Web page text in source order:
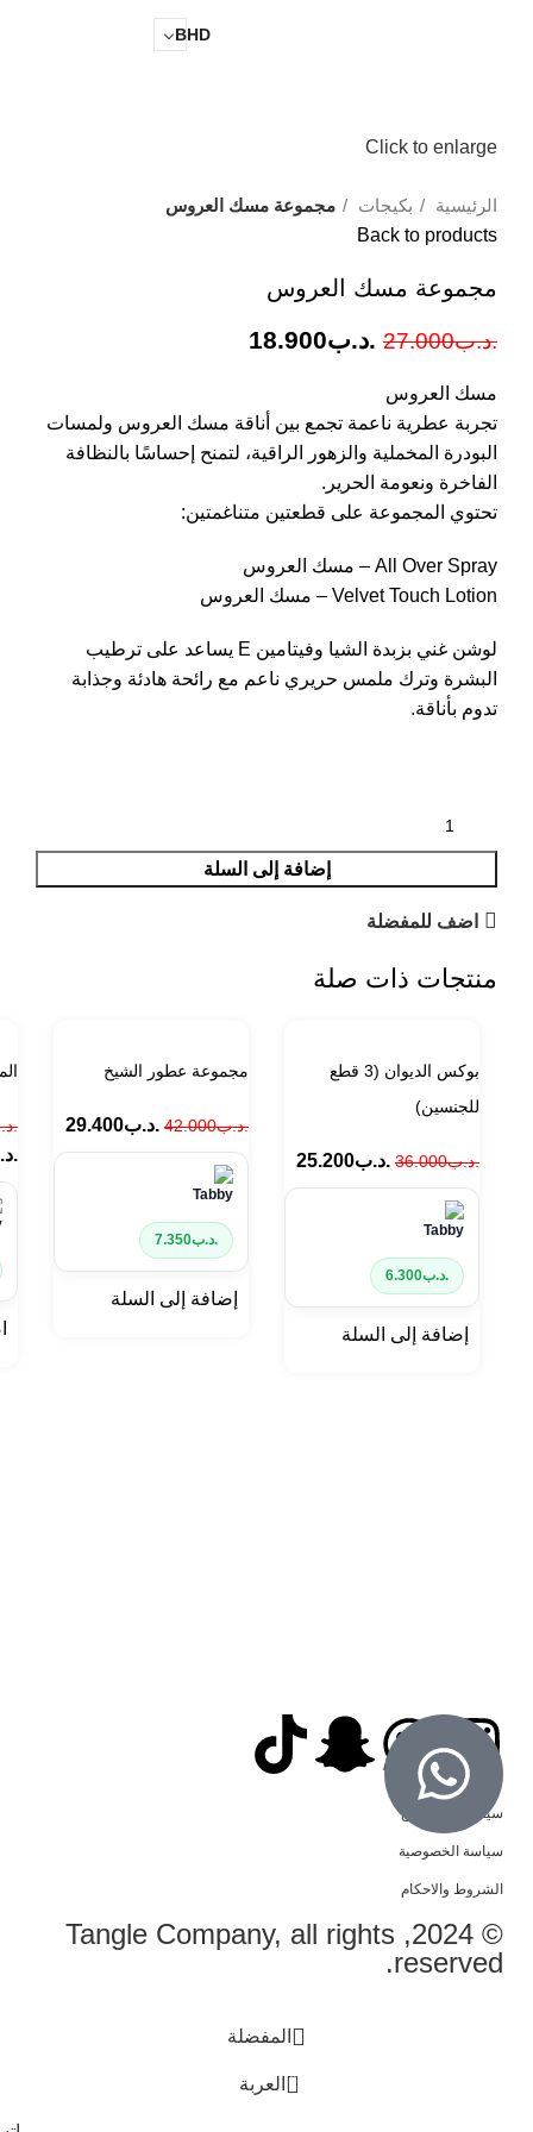
BHD
Click to enlarge
الرئيسية بكيجات
مجموعة مسك العروس
Back to products
مجموعة مسك العروس
.د.ب27.000 .د.ب18.900
مسك العروس
تجربة عطرية ناعمة تجمع بين أناقة مسك العروس ولمسات
البودرة المخملية والزهور الراقية، لتمنح إحساسًا بالنظافة
الفاخرة ونعومة الحرير.
تحتوي المجموعة على قطعتين متناغمتين:
All Over Spray – مسك العروس
Velvet Touch Lotion – مسك العروس
لوشن غني بزبدة الشيا وفيتامين E يساعد على ترطيب
البشرة وترك ملمس حريري ناعم مع رائحة هادئة وجذابة
تدوم بأناقة.
إضافة إلى السلة
اضف للمفضلة
منتجات ذات صلة
بوكس الديوان (3 قطع
للجنسين)
.د.ب36.000 .د.ب25.200
.د.ب6.300
إضافة إلى السلة
مجموعة عطور الشيخ
.د.ب42.000 .د.ب29.400
.د.ب7.350
إضافة إلى السلة
سياسة الاسترجاع
سياسة الخصوصية
الشروط والاحكام
© 2024, Tangle Company, all rights
reserved.
المفضلة
0 العربة